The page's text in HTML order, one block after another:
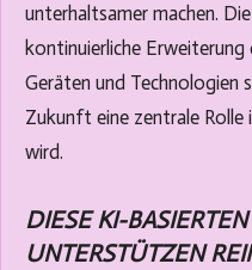
unterhaltsamer machen.
kontinuierliche
Geräten und Technologien
Zukunft eine zentrale Rolle
wird.
DIESE KI-
UNTERSTÜTZEN